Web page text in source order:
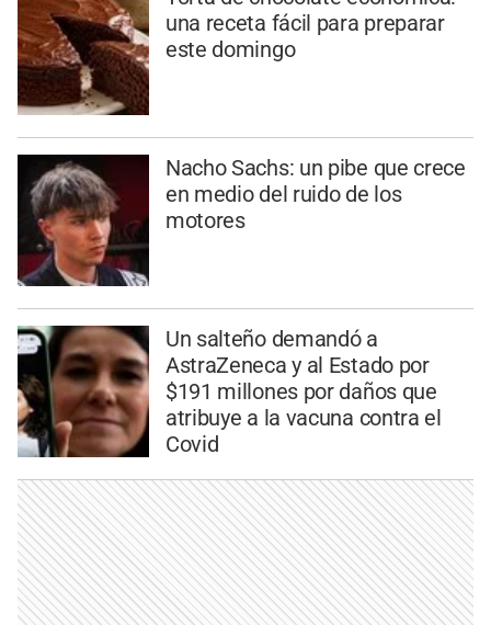
una receta fácil para preparar
este domingo
Nacho Sachs: un pibe que crece
en medio del ruido de los
motores
Un salteño demandó a
AstraZeneca y al Estado por
$191 millones por daños que
atribuye a la vacuna contra el
Covid